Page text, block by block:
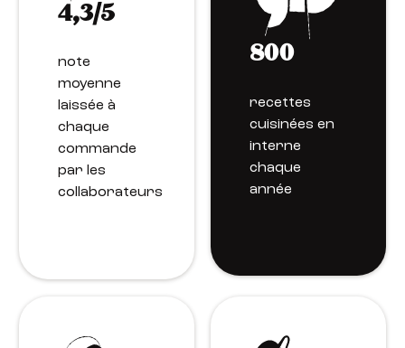
4,3/5
note
moyenne
laissée à
chaque
commande
par les
collaborateurs
800
recettes
cuisinées en
interne
chaque
année